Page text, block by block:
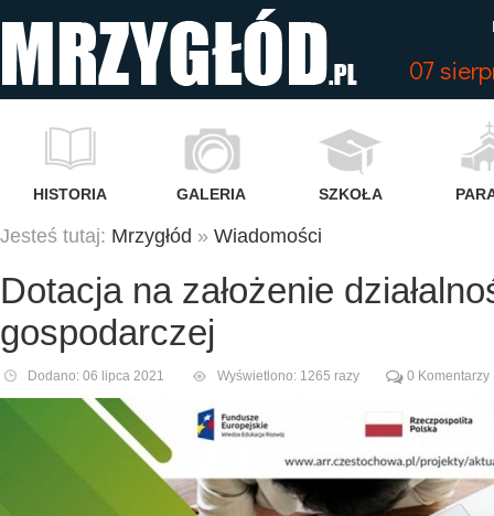
07
HISTORIA GALERIA SZKOŁA
Jesteś tutaj: Mrzygłód » Wiadomości
Dotacja na założenie
gospodarczej
Dodano: 06 lipca 2021 Wyświetlono: 1265 razy 0 Komentarzy